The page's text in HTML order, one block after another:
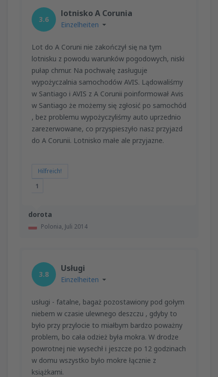
dorota
Polonia, Juli 2014
3.6
lotnisko A Corunia
Einzelheiten
Lot do A Coruni nie zakończył się na tym
lotnisku z powodu warunków pogodowych, niski
pułap chmur. Na pochwałę zasługuje
wypożyczalnia samochodów AVIS. Lądowaliśmy
w Santiago i AVIS z A Corunii poinformował Avis
w Santiago że możemy się zgłosić po samochód
, bez problemu wypożyczyliśmy auto uprzednio
zarezerwowane, co przyspieszyło nasz przyjazd
do A Corunii. Lotnisko małe ale przyjazne.
Hilfreich!
1
3.8
Usługi
Einzelheiten
usługi - fatalne, bagaż pozostawiony pod gołym
niebem w czasie ulewnego deszczu , gdyby to
było przy przylocie to miałbym bardzo poważny
problem, bo cała odzież była mokra. W drodze
powrotnej nie wysechł i jeszcze po 12 godzinach
w domu wszystko było mokre łącznie z
książkami.